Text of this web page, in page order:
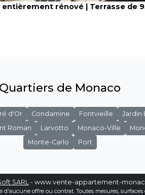
rénové | Terrasse de
Quartiers de Monaco
d'Or Condamine Fontvieille
Jardin
Roman
Larvotto Monaco-Ville
Monte-Carlo
Port
SARL- www.vente-appartement-
d'aucune offre ou contrat. Toutes mesures, surfaces